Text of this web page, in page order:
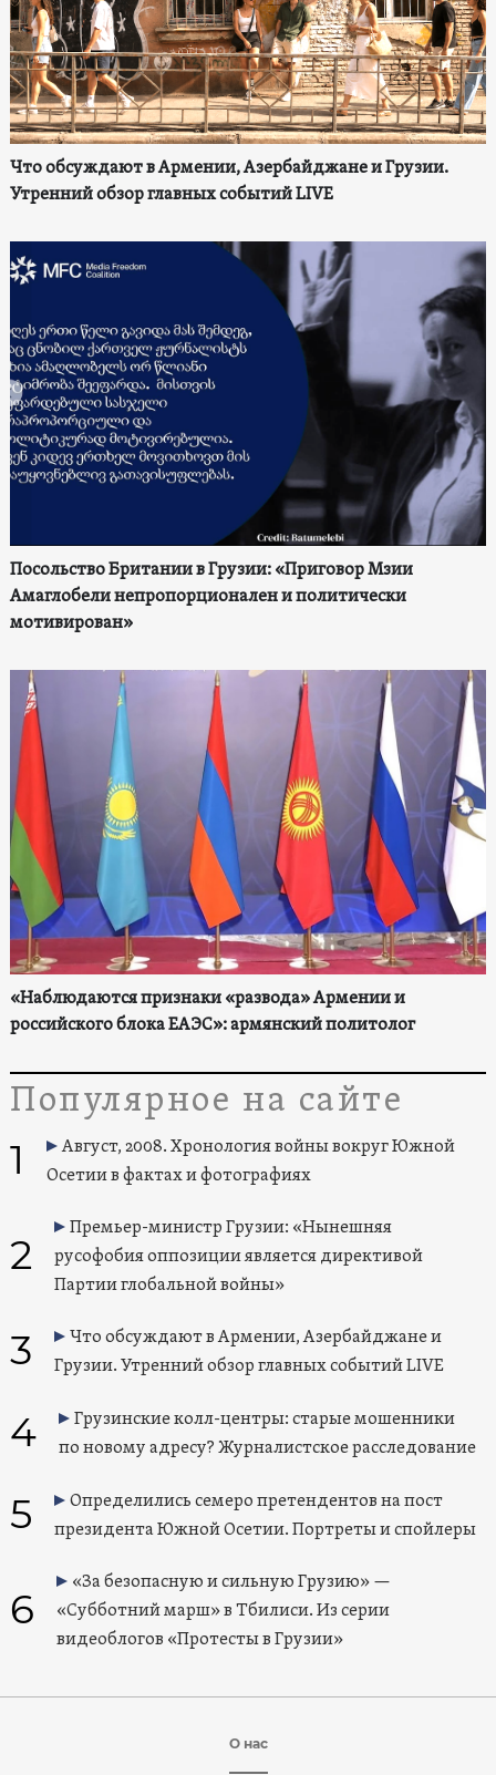
Что обсуждают в Армении, Азербайджане и Грузии.
Утренний обзор главных событий LIVE
Посольство Британии в Грузии: «Приговор Мзии
Амаглобели непропорционален и политически
мотивирован»
«Наблюдаются признаки «развода» Армении и
российского блока ЕАЭС»: армянский политолог
Популярное на сайте
1
Август, 2008. Хронология войны вокруг Южной
Осетии в фактах и фотографиях
2
Премьер-министр Грузии: «Нынешняя
русофобия оппозиции является директивой
Партии глобальной войны»
3
Что обсуждают в Армении, Азербайджане и
Грузии. Утренний обзор главных событий LIVE
4
Грузинские колл-центры: старые мошенники
по новому адресу? Журналистское расследование
5
Определились семеро претендентов на пост
президента Южной Осетии. Портреты и спойлеры
6
«За безопасную и сильную Грузию» —
«Субботний марш» в Тбилиси. Из серии
видеоблогов «Протесты в Грузии»
О нас